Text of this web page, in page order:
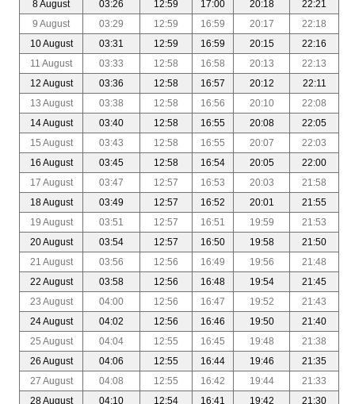
8 August
03:26 12:59 17:00 20:18
22:21
9 August
03:29 12:59 16:59 20:17
22:18
10 August
03:31 12:59 16:59 20:15
22:16
11 August
03:33 12:58 16:58 20:13
22:13
12 August
03:36 12:58 16:57 20:12
22:11
13 August
03:38 12:58 16:56 20:10
22:08
14 August
03:40 12:58 16:55 20:08
22:05
15 August
03:43 12:58 16:55 20:07
22:03
16 August
03:45 12:58 16:54 20:05
22:00
17 August
03:47 12:57 16:53 20:03
21:58
18 August
03:49 12:57 16:52 20:01
21:55
19 August
03:51 12:57 16:51 19:59
21:53
20 August
03:54 12:57 16:50 19:58
21:50
21 August
03:56 12:56 16:49 19:56
21:48
22 August
03:58 12:56 16:48 19:54
21:45
23 August
04:00 12:56 16:47 19:52
21:43
24 August
04:02 12:56 16:46 19:50
21:40
25 August
04:04 12:55 16:45 19:48
21:38
26 August
04:06 12:55 16:44 19:46
21:35
27 August
04:08 12:55 16:42 19:44
21:33
28 August
04:10 12:54 16:41 19:42 21:30